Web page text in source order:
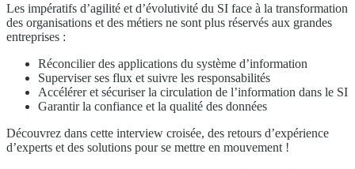
Les impératifs d’agilité et d’évolutivité du SI face à la transformation
des organisations et des métiers ne sont plus réservés aux grandes
entreprises :
Réconcilier des applications du système d’information
Superviser ses flux et suivre les responsabilités
Accélérer et sécuriser la circulation de l’information dans le SI
Garantir la confiance et la qualité des données
Découvrez dans cette interview croisée, des retours d’expérience
d’experts et des solutions pour se mettre en mouvement !